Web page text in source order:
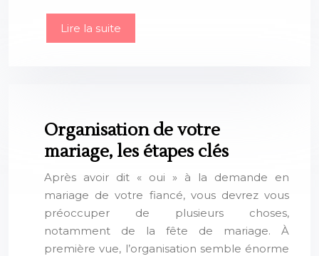
Lire la suite
Organisation de votre
mariage, les étapes clés
Après avoir dit « oui » à la demande en
mariage de votre fiancé, vous devrez vous
préoccuper de plusieurs choses,
notamment de la fête de mariage. À
première vue, l’organisation semble énorme